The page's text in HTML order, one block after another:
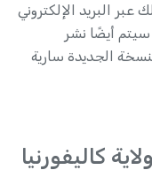
البريد الإلكتروني
أيضًا نشر
الجديدة سارية